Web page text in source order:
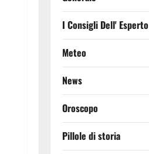
I Consigli Dell' Esperto
Meteo
News
Oroscopo
Pillole di storia